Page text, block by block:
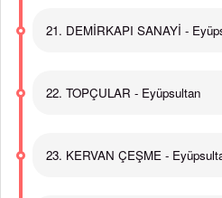
21. DEMİRKAPI SANAYİ -
22. TOPÇULAR - Eyüpsultan
23. KERVAN ÇEŞME -